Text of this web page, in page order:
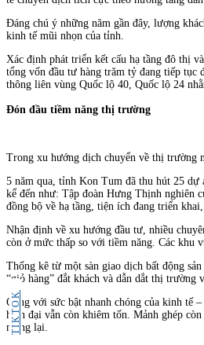
TIKTOK
Đáng chú ý những năm gần đây, lượng
kinh tế mũi nhọn của tỉnh.
Xác định phát triển kết cấu hạ tầng đô thị
tổng vốn đầu tư hàng trăm tỷ đang tiếp
thông liên vùng Quốc lộ 40, Quốc lộ 24
Đón đầu tiềm năng thị trường
Trong xu hướng dịch chuyển về thị trường
5 năm qua, tỉnh Kon Tum đã thu hút 25
kể đến như: Tập đoàn Hưng Thịnh nghiên
đồng bộ về hạ tầng, tiện ích đang triển
Nhận định về xu hướng đầu tư, nhiều
còn ở mức thấp so với tiềm năng. Các khu
Thống kê từ một sàn giao dịch bất động
“giỏ hàng” đắt khách và dẫn dắt thị trường
Cùng với sức bật nhanh chóng của kinh tế
hiện đại vẫn còn khiêm tốn. Mảnh ghép
mang lại.